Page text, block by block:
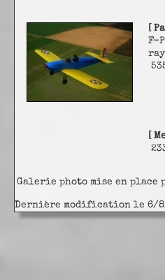
[
F-
[
Galerie photo mise en place
Dernière modification le 6/